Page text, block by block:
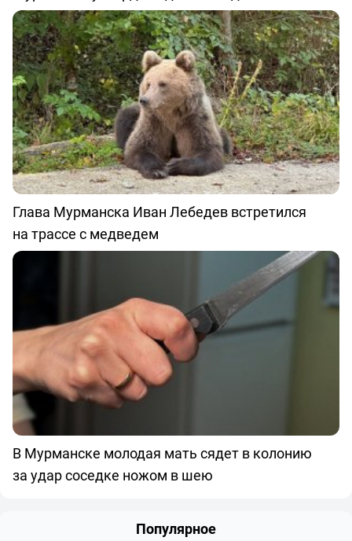
Глава Мурманска Иван Лебедев встретился
на трассе с медведем
В Мурманске молодая мать сядет в колонию
за удар соседке ножом в шею
Популярное